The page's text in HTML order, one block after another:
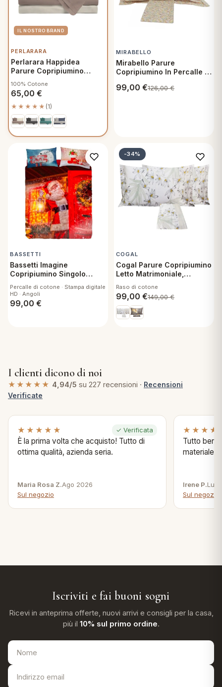
PERLARARA
Perlarara Happidea
Parure Copripiumino
Bicolore Biscotto Sabbia
100% Cotone
65,00 €
★★★★★ (1)
MIRABELLO
Mirabello Parure
Copripiumino In Percalle di
Jolies Fleurs G26
99,00 €126,00€
BASSETTI
Bassetti Imagine
Copripiumino Singolo
Percalle di cotone · Stampa digitale
HD · Angoli
99,00 €
-34%
COGAL
Cogal Parure Copripiumino
Letto Matrimoniale,
Cotone Sacca e federe
Raso di cotone
99,00 €149,00€
I clienti dicono di noi
★★★★★ 4,94/5 su 227 recensioni · Recensioni
Verificate
★★★★★ ✓ Verificata
È la prima volta che acquisto! Tutto di
ottima qualità, azienda seria.
Maria Rosa Z.Ago 2026
Sul negozio
Tutto bene
materiale .
Irene P.Lug
Sul negozio
Iscriviti e fai buoni sogni
Ricevi in anteprima offerte, nuovi arrivi e consigli per la casa,
più il 10% sul primo ordine.